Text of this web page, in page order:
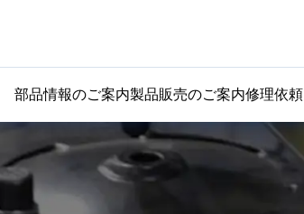
部品情報のご案内製品販売のご案内修理依頼